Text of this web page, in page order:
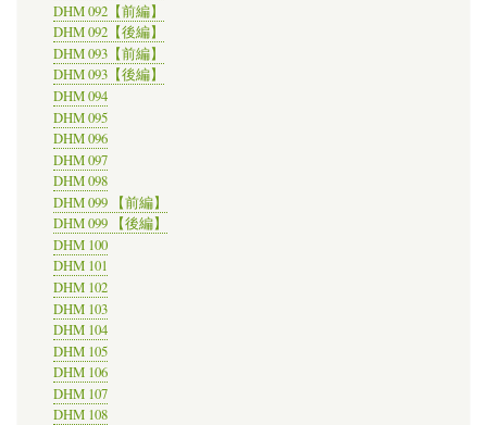
DHM 092【前編】
DHM 092【後編】
DHM 093【前編】
DHM 093【後編】
DHM 094
DHM 095
DHM 096
DHM 097
DHM 098
DHM 099 【前編】
DHM 099 【後編】
DHM 100
DHM 101
DHM 102
DHM 103
DHM 104
DHM 105
DHM 106
DHM 107
DHM 108